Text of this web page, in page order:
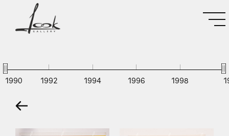
1990 1992 1994 1996 1998